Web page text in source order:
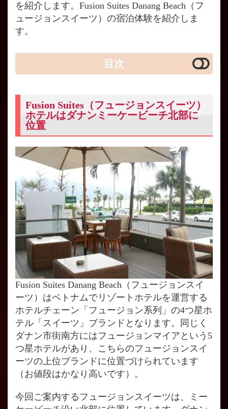
を紹介します。Fusion Suites Danang Beach（フ
ュージョンスイーツ）の宿泊体験を紹介しま
す。
目次
Fusion Suites（フュージョンスイーツ）
ホテルはダナンミーケービーチ北部に
位置
Fusion Suites Danang Beach（フュージョンスイ
ーツ）はベトナムでリゾートホテルを運営する
ホテルチェーン「フュージョン系列」の4つ星ホ
テル「スイーツ」ブランドとなります。同じく
ダナン市街南方にはフュージョンマイアという5
つ星ホテルがあり、こちらのフュージョンスイ
ーツの上位ブランドに位置づけられています
（お値段はかなり高いです）。
今回ご案内するフュージョンスイーツは、ミー